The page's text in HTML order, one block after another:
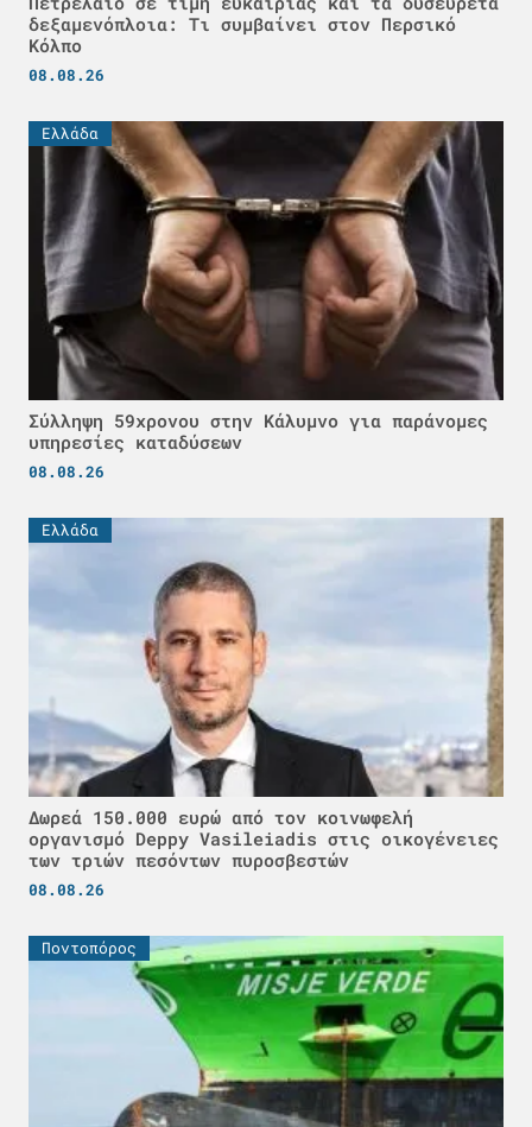
δεξαμενόπλοια: Τι συμβαίνει στον Περσικό
Κόλπο
08.08.26
Ελλάδα
Σύλληψη 59χρονου στην Κάλυμνο για παράνομες
υπηρεσίες καταδύσεων
08.08.26
Ελλάδα
Δωρεά 150.000 ευρώ από τον κοινωφελή
οργανισμό Deppy Vasileiadis στις οικογένειες
των τριών πεσόντων πυροσβεστών
08.08.26
Ποντοπόρος